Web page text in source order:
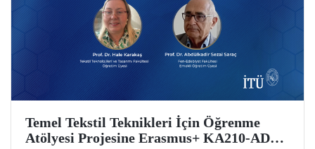
Temel Tekstil Teknikleri İçin Öğrenme
Atölyesi Projesine Erasmus+ KA210-ADU